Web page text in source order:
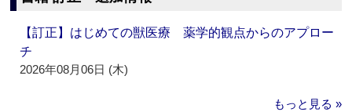
【訂正】はじめての獣医療 薬学的観点からのアプロー
チ
2026年08月06日 (木)
もっと見る »